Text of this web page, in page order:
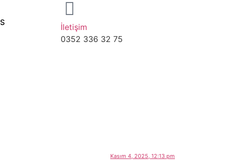
İletişim
0352 336 32 75
Kasım 4, 2025, 12:13 pm